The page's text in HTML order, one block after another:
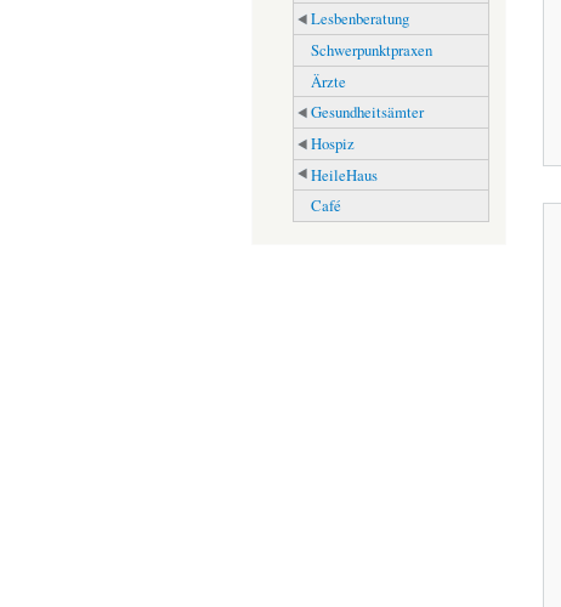
Lesbenberatung
Schwerpunktpraxen
Ärzte
Gesundheitsämter
Hospiz
HeileHaus
Café